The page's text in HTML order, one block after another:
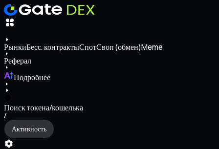
РынкиБесс. контрактыСпотСвоп (обмен)Meme
Реферал
Подробнее
Поиск токена/кошелька
/
Активность